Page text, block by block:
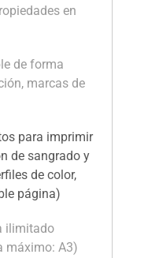
en
de forma
marcas de
para imprimir
de sangrado y
de color,
página)
ilimitado
máximo: A3)